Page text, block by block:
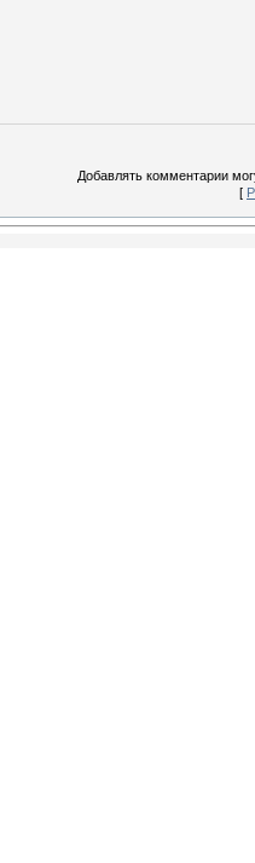
Добавлять комментарии
[